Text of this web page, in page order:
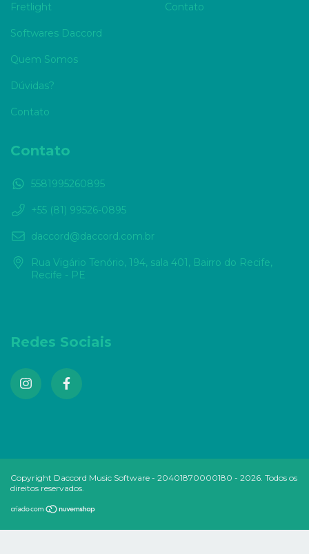
Fretlight
Softwares Daccord
Quem Somos
Dúvidas?
Contato
Contato
Contato
5581995260895
+55 (81) 99526-0895
daccord@daccord.com.br
Rua Vigário Tenório, 194, sala 401, Bairro do Recife,
Recife - PE
Redes Sociais
Copyright Daccord Music Software - 20401870000180 - 2026. Todos os
direitos reservados.